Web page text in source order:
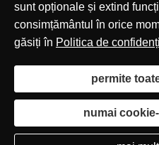
sunt opționale și extind
consimțământul în orice
găsiți în Politica de
permite
numai